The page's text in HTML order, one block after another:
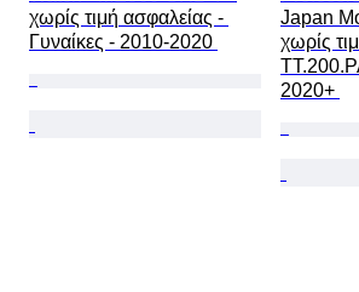
χωρίς τιμή ασφαλείας -
Γυναίκες - 2010-2020
Japan
χωρίς
2020+